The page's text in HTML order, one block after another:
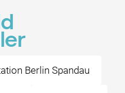
Berlin Spandau